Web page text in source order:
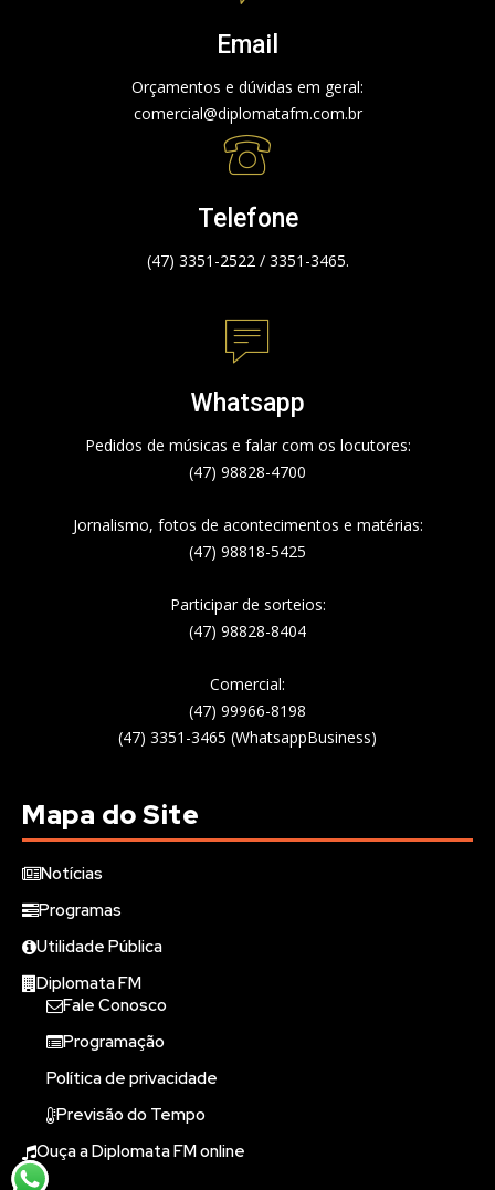
Email
Orçamentos e dúvidas em geral:
comercial@diplomatafm.com.br
Telefone
(47) 3351-2522 / 3351-3465.
Whatsapp
Pedidos de músicas e falar com os locutores:
(47) 98828-4700
Jornalismo, fotos de acontecimentos e matérias:
(47) 98818-5425
Participar de sorteios:
(47) 98828-8404
Comercial:
(47) 99966-8198
(47) 3351-3465 (WhatsappBusiness)
Mapa do Site
Notícias
Programas
Utilidade Pública
Diplomata FM
Fale Conosco
Programação
Política de privacidade
Previsão do Tempo
Ouça a Diplomata FM online